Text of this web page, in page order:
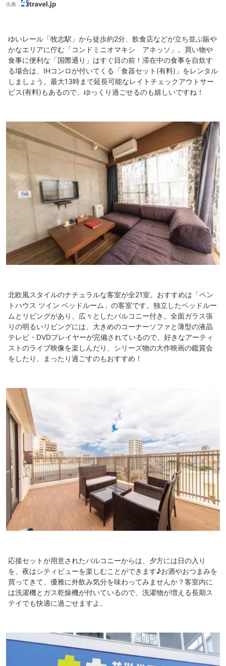
出典：
ゆいレール「牧志駅」から徒歩約2分、飲食店などが立ち並ぶ賑や
かなエリアに佇む「コンドミニオマキシ アネッソ」。買い物や
食事に便利な「国際通り」はすぐ目の前！滞在中の食事を自炊す
る場合は、IHコンロが付いてくる「食器セット(有料)」をレンタル
しましょう。最大13時まで延長可能なレイトチェックアウトサー
ビス(有料)もあるので、ゆっくり過ごせるのも嬉しいですね！
北欧風スタイルのナチュラルな客室が全21室。おすすめは「ペン
トハウス ツイン ベッドルーム」の客室です。独立したベッドルー
ムとリビングがあり、広々としたバルコニー付き。全面ガラス張
りの明るいリビングには、大きめのコーナーソファと薄型の液晶
テレビ・DVDプレイヤーが完備されているので、好きなアーティ
ストのライブ映像を楽しんだり、シリーズ物の大作映画の鑑賞会
をしたり、まったり過ごすのもおすすめ！
応接セットが用意されたバルコニーからは、夕方には日の入り
を、夜はシティビューを楽しむことができます♪お酒やおつまみを
買ってきて、優雅に外飲み気分を味わってみませんか？客室内に
は洗濯機とガス乾燥機が付いているので、洗濯物が増える長期ス
テイでも快適に過ごせますよ。